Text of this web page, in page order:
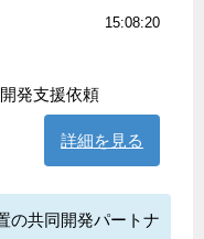
15:08:20
発支援依頼
詳細を見る
の共同開発パートナ